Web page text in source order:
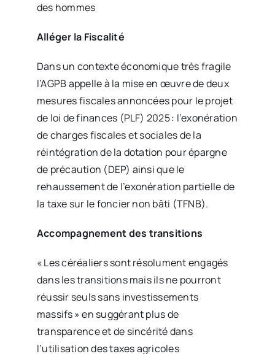
des hommes
Alléger la Fiscalité
Dans un contexte économique très fragile
l’AGPB appelle à la mise en œuvre de deux
mesures fiscales annoncées pour le projet
de loi de finances (PLF) 2025 : l’exonération
de charges fiscales et sociales de la
réintégration de la dotation pour épargne
de précaution (DEP) ainsi que le
rehaussement de l’exonération partielle de
la taxe sur le foncier non bâti (TFNB).
Accompagnement des transitions
« Les céréaliers sont résolument engagés
dans les transitions mais ils ne pourront
réussir seuls sans investissements
massifs » en suggérant plus de
transparence et de sincérité dans
l’utilisation des taxes agricoles